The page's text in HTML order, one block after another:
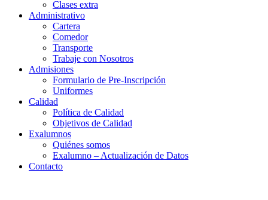
Clases extra
Administrativo
Cartera
Comedor
Transporte
Trabaje con Nosotros
Admisiones
Formulario de Pre-Inscripción
Uniformes
Calidad
Política de Calidad
Objetivos de Calidad
Exalumnos
Quiénes somos
Exalumno – Actualización de Datos
Contacto